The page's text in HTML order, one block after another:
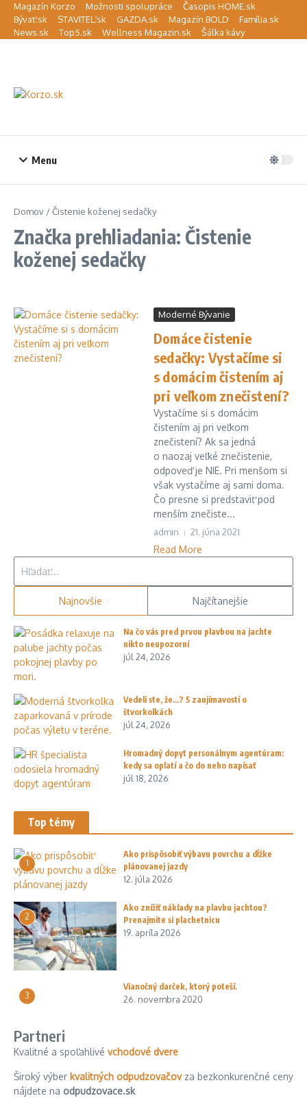
Preskočiť na obsah
Magazín Korzo Možnosti spolupráce
Časopis HOME.sk
Bývať.sk
STAVITEĽ.sk GAZDA.sk Magazín BOLD
Família.sk
News.sk
Top5.sk Wellness Magazin.sk Šálka kávy
Menu
Domov /Čistenie koženej sedačky
Značka prehliadania: Čistenie
koženej sedačky
Moderné Bývanie
Domáce čistenie
sedačky: Vystačíme si
s domácim čistením aj
pri veľkom znečistení?
Vystačíme si s domácim
čistením aj pri veľkom
znečistení? Ak sa jedná
o naozaj veľké znečistenie,
odpoveď je NIE. Pri menšom si
však vystačíme aj sami doma.
Čo presne si predstaviť pod
menším znečiste...
admin 21. júna 2021
Read More
Najnovšie Najčítanejšie
Na čo vás pred prvou plavbou na jachte
nikto neupozorní
júl 24, 2026
Vedeli ste, že…? 5 zaujímavostí o
štvorkolkách
júl 24, 2026
Hromadný dopyt personálnym agentúram:
kedy sa oplatí a čo do neho napísať
júl 18, 2026
Top témy
1
Ako prispôsobiť výbavu povrchu a dĺžke
plánovanej jazdy
12. júla 2026
2
Ako znížiť náklady na plavbu jachtou?
Prenajmite si plachetnicu
19. apríla 2026
3
Vianočný darček, ktorý poteší.
26. novembra 2020
Partneri
Kvalitné a spoľahlivé vchodové dvere
Široký výber kvalitných odpudzovačovza bezkonkurenčné ceny
nájdete na odpudzovace.sk